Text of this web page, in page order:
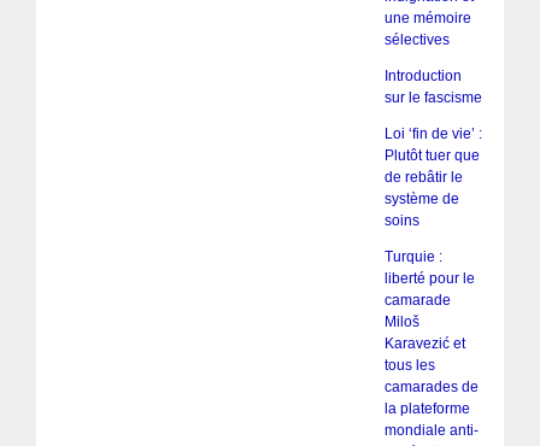
une mémoire
sélectives
Introduction
sur le fascisme
Loi ‘fin de vie’ :
Plutôt tuer que
de rebâtir le
système de
soins
Turquie :
liberté pour le
camarade
Miloš
Karavezić et
tous les
camarades de
la plateforme
mondiale anti-